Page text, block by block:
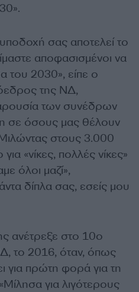
σας αποτελεί το
αποφασισμένοι να
του 2030», είπε ο
της ΝΔ,
των συνέδρων
σε όσους μας θέλουν
στους 3.000
«νίκες, πολλές νίκες»
όλοι μαζί»,
δίπλα σας, εσείς μου
ανέτρεξε στο 10ο
το 2016, όταν, όπως
για πρώτη φορά για τη
για λιγότερους